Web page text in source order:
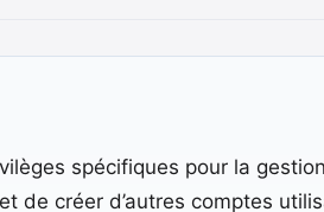
spécifiques pour la
de créer d’autres comptes